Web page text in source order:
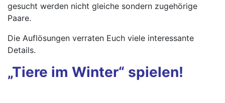
gesucht werden nicht gleiche sondern zugehörige
Paare.
Die Auflösungen verraten Euch viele interessante
Details.
„Tiere im Winter“ spielen!